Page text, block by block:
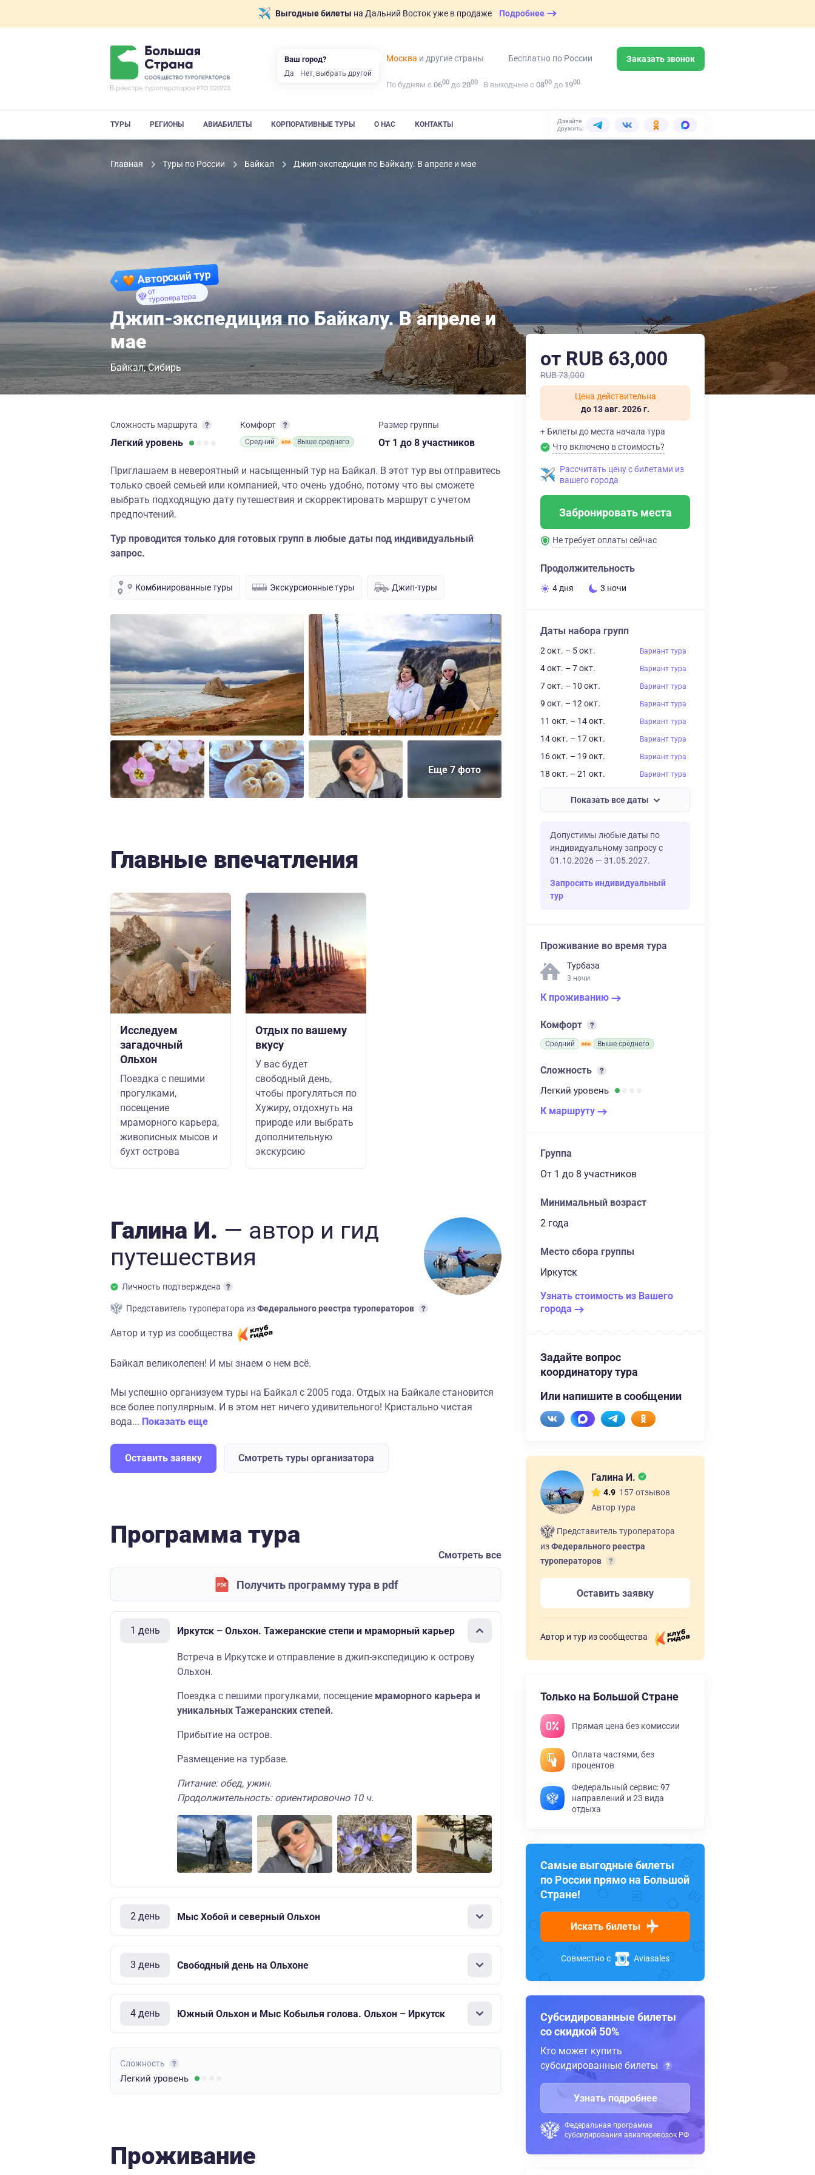
Выгодные билеты на Дальний Восток уже в продаже Подробнее
Москва и другие страны Бесплатно по России Заказать звонок
По будням с 0600 до 2000 В выходные с 0800 до 1900
ТУРЫ РЕГИОНЫ АВИАБИЛЕТЫ КОРПОРАТИВНЫЕ ТУРЫ О НАС КОНТАКТЫ
Давайте
дружить:
Главная Туры по России Байкал Джип-экспедиция по Байкалу. В апреле и мае
Авторский тур
от
туроператора
Джип-экспедиция по Байкалу. В апреле и
мае
Байкал Сибирь
Сложность маршрута
Легкий уровень
Комфорт
Средний Выше среднего
Размер группы
От 1 до 8 участников
Приглашаем в невероятный и насыщенный тур на Байкал. В этот тур вы отправитесь
только своей семьей или компанией, что очень удобно, потому что вы сможете
выбрать подходящую дату путешествия и скорректировать маршрут с учетом
предпочтений.
Тур проводится только для готовых групп в любые даты под индивидуальный
запрос.
Комбинированные туры Экскурсионные туры Джип-туры
Еще 7 фото
Главные впечатления
Исследуем
загадочный
Ольхон
Поездка с пешими
прогулками,
посещение
мраморного карьера,
живописных мысов и
бухт острова
Отдых по вашему
вкусу
У вас будет
свободный день,
чтобы прогуляться по
Хужиру, отдохнуть на
природе или выбрать
дополнительную
экскурсию
Галина И. — автор и гид
путешествия
Личность подтверждена
Представитель туроператора изФедерального реестра туроператоров
Автор и тур из сообщества
Байкал великолепен! И мы знаем о нем всё.
Мы успешно организуем туры на Байкал с 2005 года. Отдых на Байкале становится
все более популярным. И в этом нет ничего удивительного! Кристально чистая
вода... Показать еще
Оставить заявку Смотреть туры организатора
Программа тура
Смотреть все
Получить программу тура в pdf
1 день Иркутск – Ольхон. Тажеранские степи и мраморный карьер
Встреча в Иркутске и отправление в джип-экспедицию к острову
Ольхон.
Поездка с пешими прогулками, посещение мраморного карьера и
уникальных Тажеранских степей.
Прибытие на остров.
Размещение на турбазе.
Питание: обед, ужин.
Продолжительность: ориентировочно 10 ч.
2 день Мыс Хобой и северный Ольхон
3 день Свободный день на Ольхоне
4 день Южный Ольхон и Мыс Кобылья голова. Ольхон – Иркутск
Сложность
Легкий уровень
Проживание
от RUB 63,000
RUB 73,000
Цена действительна
до 13 авг. 2026 г.
+ Билеты до места начала тура
Что включено в стоимость?
Рассчитать цену с билетами из
вашего города
Забронировать места
Не требует оплаты сейчас
Продолжительность
4 дня 3 ночи
Даты набора групп
2 окт. – 5 окт. Вариант тура
4 окт. – 7 окт. Вариант тура
7 окт. – 10 окт. Вариант тура
9 окт. – 12 окт. Вариант тура
11 окт. – 14 окт. Вариант тура
14 окт. – 17 окт. Вариант тура
16 окт. – 19 окт. Вариант тура
18 окт. – 21 окт. Вариант тура
Показать все даты
Допустимы любые даты по
индивидуальному запросу с
01.10.2026 — 31.05.2027.
Запросить индивидуальный
тур
Проживание во время тура
Турбаза
3 ночи
К проживанию
Комфорт
Средний Выше среднего
Сложность
Легкий уровень
К маршруту
Группа
От 1 до 8 участников
Минимальный возраст
2 года
Место сбора группы
Иркутск
Узнать стоимость из Вашего
города
Задайте вопрос
координатору тура
Или напишите в сообщении
Галина И.
4.9 157 отзывов
Автор тура
Представитель туроператора
изФедерального реестра
туроператоров
Оставить заявку
Автор и тур из сообщества
Только на Большой Стране
Прямая цена без комиссии
Оплата частями, без
процентов
Федеральный сервис: 97
направлений и 23 вида
отдыха
Самые выгодные билеты
по России прямо на Большой
Стране!
Искать билеты
Совместно с Aviasales
Субсидированные билеты
со скидкой 50%
Кто может купить
субсидированные билеты
Узнать подробнее
Федеральная программа
субсидирования авиаперевозок РФ
Ваш город?
Да Нет, выбрать другой